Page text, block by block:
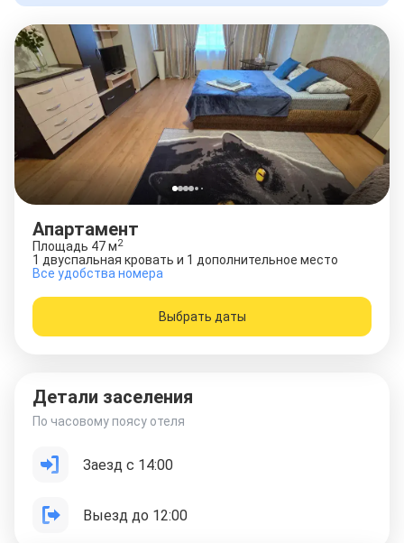
Апартамент
Площадь 47м2
1 двуспальная кровать и 1 дополнительное место
Все удобства номера
Выбрать даты
Детали заселения
По часовому поясу отеля
Заезд с 14:00
Выезд до 12:00